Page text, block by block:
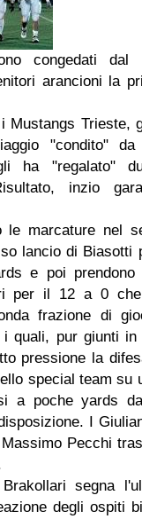
congedati dal
arancioni la
Mustangs Trieste,
"condito"
ha "regalato"
inzio
le marcature nel
lancio di Biasotti
e poi
per il 12 a 0
frazione di
quali, pur giunti in
pressione la
special team su
a poche yards
I
Pecchi
Brakollari segna
degli ospiti